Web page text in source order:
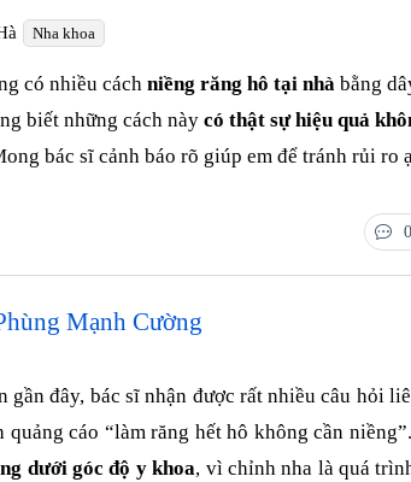
Nha khoa
có nhiều cách niềng răng hô tại nhà bằng
biết những cách này có thật sự hiệu quả
bác sĩ cảnh báo rõ giúp em để tránh rủi ro
Mạnh Cường
gần đây, bác sĩ nhận được rất nhiều câu hỏi
quảng cáo “làm răng hết hô không cần
dưới góc độ y khoa, vì chỉnh nha là quá